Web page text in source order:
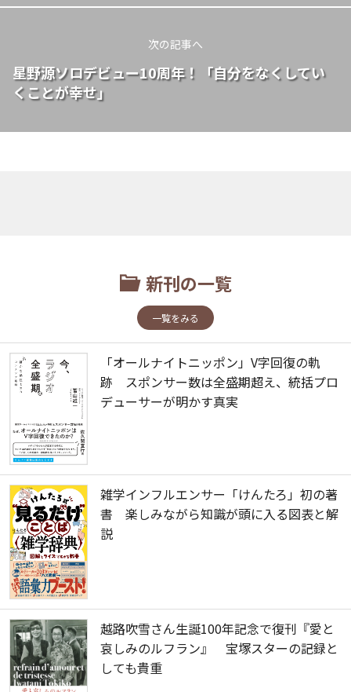
次の記事へ
星野源ソロデビュー10周年！「自分をなくしてい
くことが幸せ」
新刊の一覧
一覧をみる
「オールナイトニッポン」V字回復の軌
跡 スポンサー数は全盛期超え、統括プロ
デューサーが明かす真実
雑学インフルエンサー「けんたろ」初の著
書 楽しみながら知識が頭に入る図表と解
説
越路吹雪さん生誕100年記念で復刊『愛と
哀しみのルフラン』 宝塚スターの記録と
しても貴重